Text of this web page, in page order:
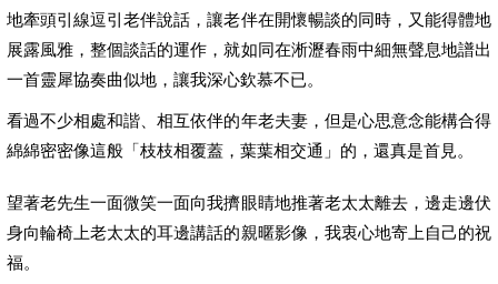
地牽頭引線逗引老伴說話，讓老伴在開懷暢談的同時，又能得體地
展露風雅，整個談話的運作，就如同在淅瀝春雨中細無聲息地譜出
一首靈犀協奏曲似地，讓我深心欽慕不已。
看過不少相處和諧、相互依伴的年老夫妻，但是心思意念能構合得
綿綿密密像這般「枝枝相覆蓋，葉葉相交通」的，還真是首見。
望著老先生一面微笑一面向我擠眼睛地推著老太太離去，邊走邊伏
身向輪椅上老太太的耳邊講話的親暱影像，我衷心地寄上自己的祝
福。